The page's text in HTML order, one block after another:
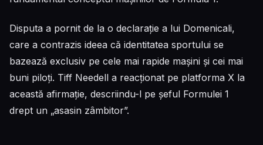
Disputa a pornit de la o declarație a lui Domenicali,
care a contrazis ideea că identitatea sportului se
bazează exclusiv pe cele mai rapide mașini și cei mai
buni piloți. Tiff Needell a reacționat pe platforma X la
această afirmație, descriindu-l pe șeful Formulei 1
drept un „asasin zâmbitor”.